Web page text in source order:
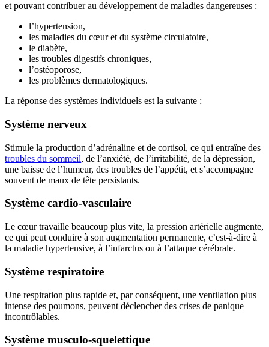
et pouvant contribuer au développement de maladies dangereuses :
l’hypertension,
les maladies du cœur et du système circulatoire,
le diabète,
les troubles digestifs chroniques,
l’ostéoporose,
les problèmes dermatologiques.
La réponse des systèmes individuels est la suivante :
Système nerveux
Stimule la production d’adrénaline et de cortisol, ce qui entraîne des
troubles du sommeil, de l’anxiété, de l’irritabilité, de la dépression,
une baisse de l’humeur, des troubles de l’appétit, et s’accompagne
souvent de maux de tête persistants.
Système cardio-vasculaire
Le cœur travaille beaucoup plus vite, la pression artérielle augmente,
ce qui peut conduire à son augmentation permanente, c’est-à-dire à
la maladie hypertensive, à l’infarctus ou à l’attaque cérébrale.
Système respiratoire
Une respiration plus rapide et, par conséquent, une ventilation plus
intense des poumons, peuvent déclencher des crises de panique
incontrôlables.
Système musculo-squelettique